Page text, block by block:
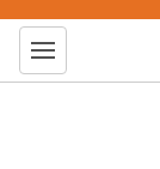
パワポン